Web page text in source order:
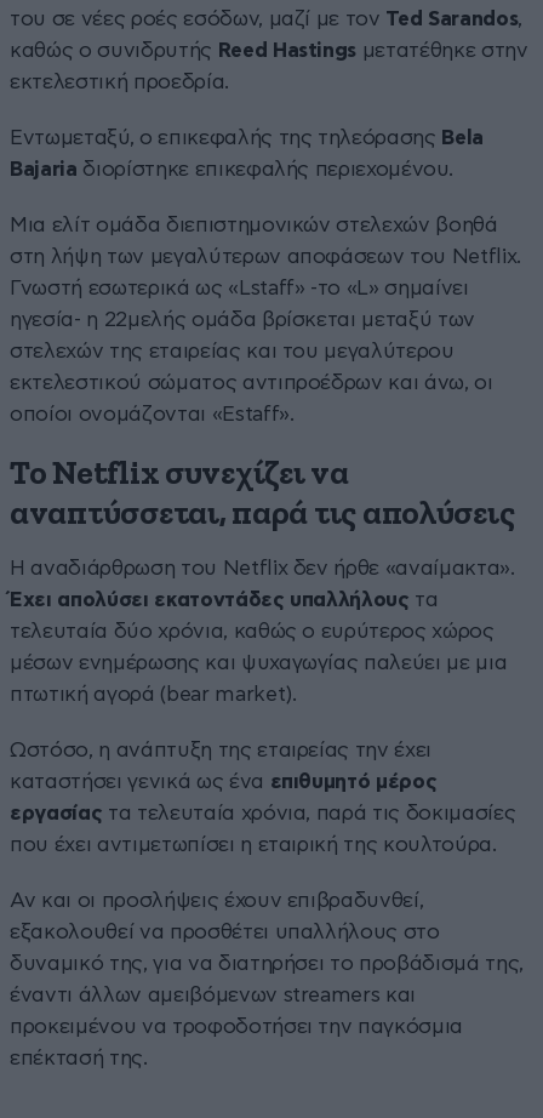
του σε νέες ροές εσόδων, μαζί με τον Ted Sarandos,
καθώς ο συνιδρυτής Reed Hastings μετατέθηκε στην
εκτελεστική προεδρία.
Εντωμεταξύ, ο επικεφαλής της τηλεόρασης Bela
Bajaria διορίστηκε επικεφαλής περιεχομένου.
Μια ελίτ ομάδα διεπιστημονικών στελεχών βοηθά
στη λήψη των μεγαλύτερων αποφάσεων του Netflix.
Γνωστή εσωτερικά ως «Lstaff» -το «L» σημαίνει
ηγεσία- η 22μελής ομάδα βρίσκεται μεταξύ των
στελεχών της εταιρείας και του μεγαλύτερου
εκτελεστικού σώματος αντιπροέδρων και άνω, οι
οποίοι ονομάζονται «Estaff».
Το Netflix συνεχίζει να
αναπτύσσεται, παρά τις απολύσεις
Η αναδιάρθρωση του Netflix δεν ήρθε «αναίμακτα».
Έχει απολύσει εκατοντάδες υπαλλήλους τα
τελευταία δύο χρόνια, καθώς ο ευρύτερος χώρος
μέσων ενημέρωσης και ψυχαγωγίας παλεύει με μια
πτωτική αγορά (bear market).
Ωστόσο, η ανάπτυξη της εταιρείας την έχει
καταστήσει γενικά ως ένα επιθυμητό μέρος
εργασίας τα τελευταία χρόνια, παρά τις δοκιμασίες
που έχει αντιμετωπίσει η εταιρική της κουλτούρα.
Αν και οι προσλήψεις έχουν επιβραδυνθεί,
εξακολουθεί να προσθέτει υπαλλήλους στο
δυναμικό της, για να διατηρήσει το προβάδισμά της,
έναντι άλλων αμειβόμενων streamers και
προκειμένου να τροφοδοτήσει την παγκόσμια
επέκτασή της.